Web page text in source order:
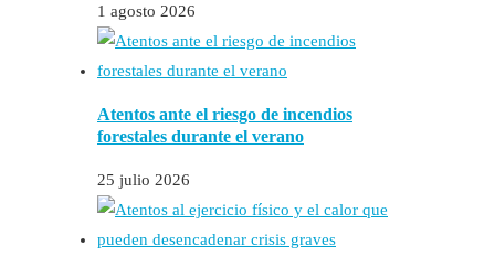
1 agosto 2026
Atentos ante el riesgo de incendios
forestales durante el verano
25 julio 2026